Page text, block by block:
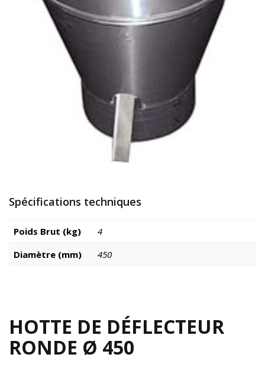
Spécifications techniques
Poids Brut (kg)
4
Diamètre (mm)
450
HOTTE DE DÉFLECTEUR
RONDE Ø 450